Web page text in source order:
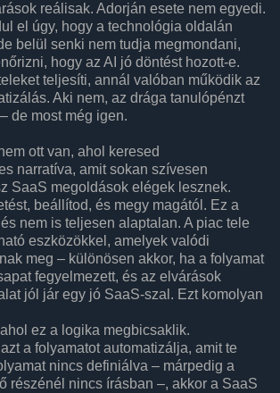
reálisak. Adorján esete nem egyedi.
el úgy, hogy a technológia oldalán
belül senki nem tudja megmondani,
hogy az AI jó döntést hozott-e.
teljesíti, annál valóban működik az
Aki nem, az drága tanulópénzt
de most még igen.
ott van, ahol keresed
narratíva, amit sokan szívesen
SaaS megoldások elégek lesznek.
beállítod, és megy magától. Ez a
nem is teljesen alaptalan. A piac tele
eszközökkel, amelyek valódi
meg – különösen akkor, ha a folyamat
fegyelmezett, és az elvárások
jól jár egy jó SaaS-szal. Ezt komolyan
ez a logika megbicsaklik.
a folyamatot automatizálja, amit te
nincs definiálva – márpedig a
részénél nincs írásban –, akkor a SaaS